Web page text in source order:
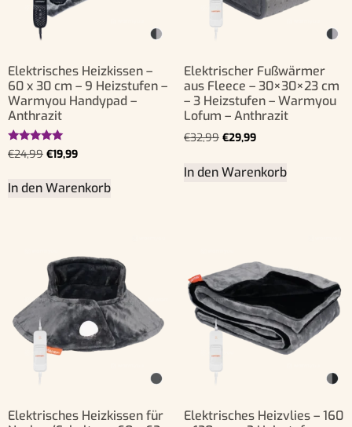
Elektrisches Heizkissen –
60 x 30 cm – 9 Heizstufen –
Warmyou Handypad –
Anthrazit
Bewertet
mit
von 5
€24,99 €19,99
In den Warenkorb
Elektrischer Fußwärmer
aus Fleece – 30×30×23 cm
– 3 Heizstufen – Warmyou
Lofum – Anthrazit
€32,99 €29,99
In den Warenkorb
Elektrisches Heizkissen für
Elektrisches Heizvlies – 160